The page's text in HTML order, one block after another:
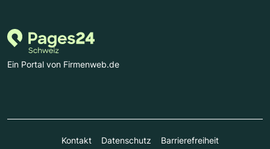
Ein Portal von Firmenweb.de
Kontakt Datenschutz Barrierefreiheit